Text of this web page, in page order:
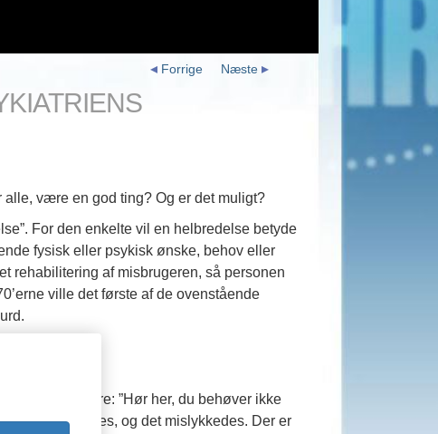
Næste
Forrige
være en god ting? Og er det muligt?
For den enkelte vil en helbredelse betyde
fysisk eller psykisk ønske, behov eller
rehabilitering af misbrugeren, så personen
ville det første af de ovenstående
vil måske svare: ”Hør her, du behøver ikke
der findes, og det mislykkedes. Der er